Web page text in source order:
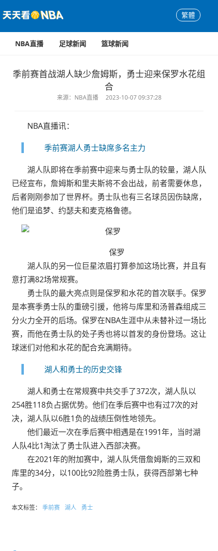
繁體
NBA直播 足球新闻 篮球新闻
季前赛首战湖人缺少詹姆斯，勇士迎来保罗水花组
合
来源：NBA直播 2023-10-07 09:37:28
NBA直播讯：
季前赛湖人勇士缺席多名主力
湖人队即将在季前赛中迎来与勇士队的较量，湖人队
已经宣布，詹姆斯和里夫斯将不会出战，前者需要休息，
后者刚刚参加了世界杯。勇士队也有三名球员因伤缺席，
他们是追梦、约瑟夫和麦克格鲁德。
保罗
湖人队的另一位巨星浓眉打算参加这场比赛，并且有
意打满82场常规赛。
勇士队的最大亮点则是保罗和水花的首次联手。保罗
是本赛季勇士队的重磅引援，他将与库里和汤普森组成三
分火力全开的后场。保罗在NBA生涯中从未替补过一场比
赛，而他在勇士队的处子秀也将以首发的身份登场。这让
球迷们对他和水花的配合充满期待。
湖人和勇士的历史交锋
湖人和勇士在常规赛中共交手了372次，湖人队以
254胜118负占据优势。他们在季后赛中也有过7次的对
决，湖人队以6胜1负的战绩压倒性地领先。
他们最近一次在季后赛中相遇是在1991年，当时湖
人队4比1淘汰了勇士队进入西部决赛。
在2021年的附加赛中，湖人队凭借詹姆斯的三双和
库里的34分，以100比92险胜勇士队，获得西部第七种
子。
本文标签： 季前赛 湖人 勇士